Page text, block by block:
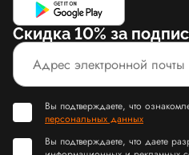
Скидка 10% за
Вы подтверждаете, что
персональных данных
Вы подтверждаете, что даете